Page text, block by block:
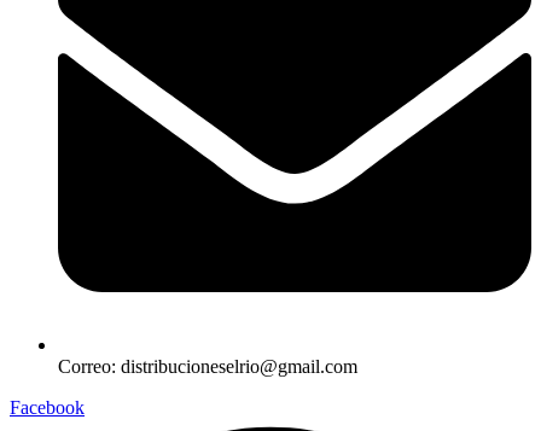
Correo: distribucioneselrio@gmail.com
Facebook